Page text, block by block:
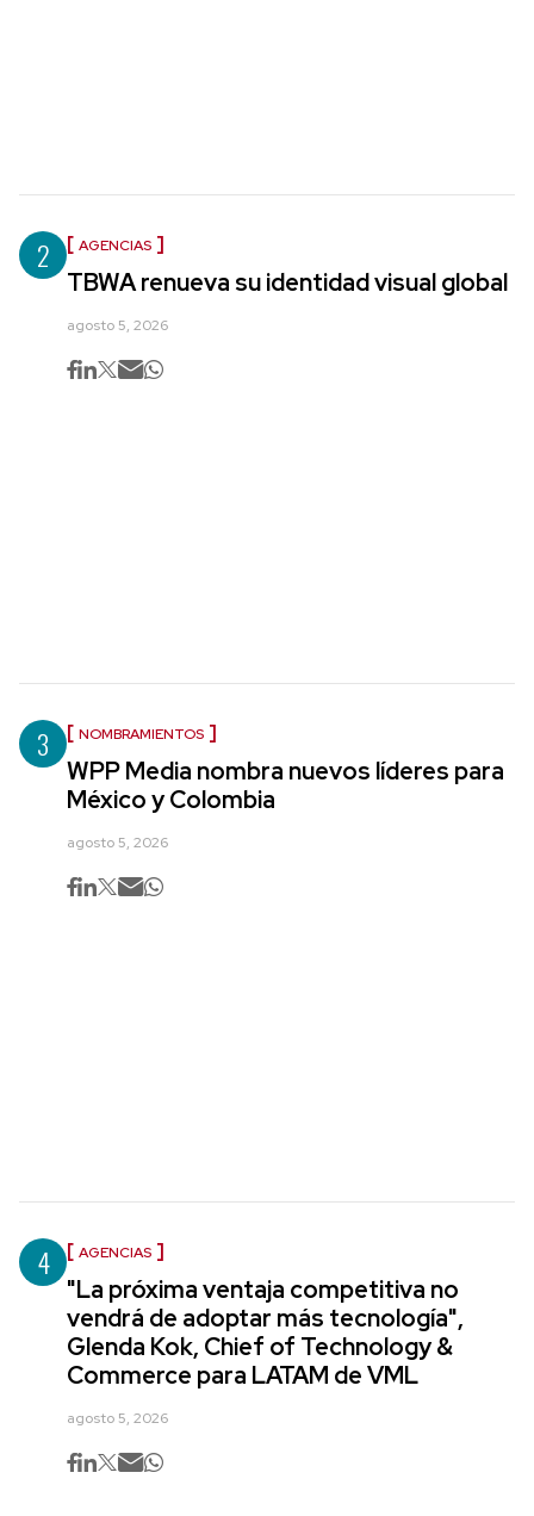
2 AGENCIAS
TBWA renueva su identidad visual global
agosto 5, 2026
3 NOMBRAMIENTOS
WPP Media nombra nuevos líderes para
México y Colombia
agosto 5, 2026
4 AGENCIAS
"La próxima ventaja competitiva no
vendrá de adoptar más tecnología",
Glenda Kok, Chief of Technology &
Commerce para LATAM de VML
agosto 5, 2026